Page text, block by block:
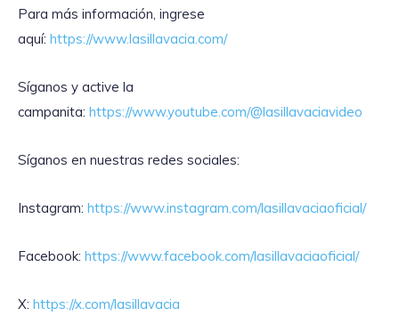
Para más información, ingrese
aquí: https://www.lasillavacia.com/
Síganos y active la
campanita: https://www.youtube.com/@lasillavaciavideo
Síganos en nuestras redes sociales:
Instagram: https://www.instagram.com/lasillavaciaoficial/
Facebook: https://www.facebook.com/lasillavaciaoficial/
X: https://x.com/lasillavacia